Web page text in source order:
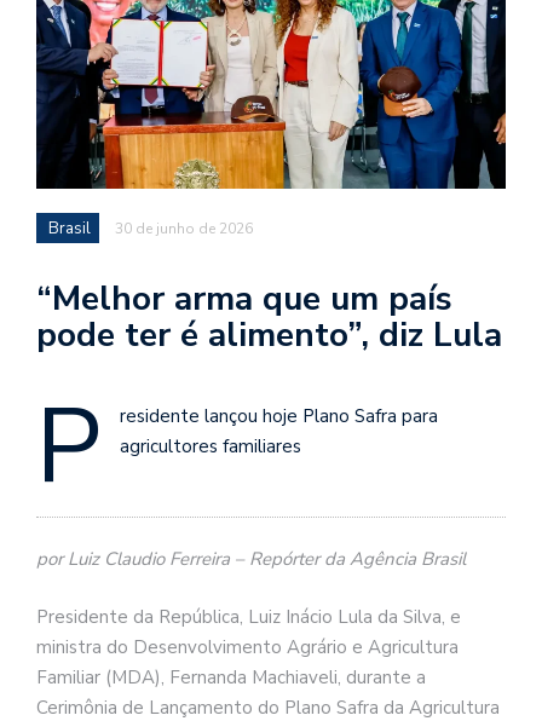
Brasil 30 de junho de 2026
“Melhor arma que um país
pode ter é alimento”, diz Lula
P
residente lançou hoje Plano Safra para
agricultores familiares
por Luiz Claudio Ferreira – Repórter da Agência Brasil
Presidente da República, Luiz Inácio Lula da Silva, e
ministra do Desenvolvimento Agrário e Agricultura
Familiar (MDA), Fernanda Machiaveli, durante a
Cerimônia de Lançamento do Plano Safra da Agricultura